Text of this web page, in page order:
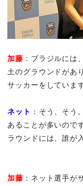
加藤 ：ブラジルには
土のグラウンドがあ
サッカーをしていま
ネット ：そう、そう
あることが多いので
ラウンドには、誰が
加藤 ：ネット選手が